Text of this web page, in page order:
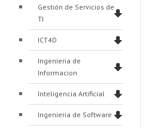
Gestión de Servicios de
TI
ICT4D
Ingenieria de
Informacion
Inteligencia Artificial
Ingenieria de Software